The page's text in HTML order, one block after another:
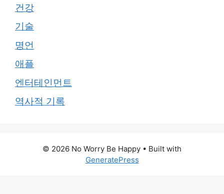
건강
기술
명언
애플
엔터테인먼트
역사적 기록
© 2026 No Worry Be Happy • Built with
GeneratePress